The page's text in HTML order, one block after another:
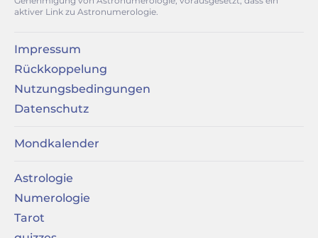
aktiver Link zu Astronumerologie.
Impressum
Rückkoppelung
Nutzungsbedingungen
Datenschutz
Mondkalender
Astrologie
Numerologie
Tarot